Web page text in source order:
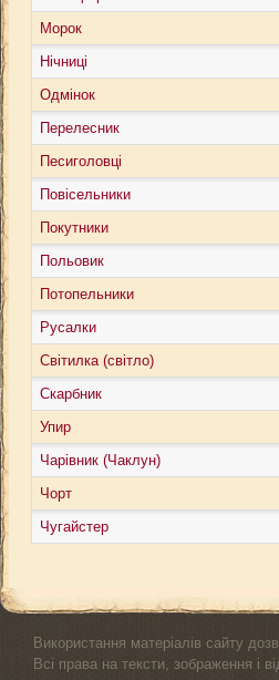
Морок
Нічниці
Одмінок
Перелесник
Песиголовці
Повісельники
Покутники
Польовик
Потопельники
Русалки
Світилка (світло)
Скарбник
Упир
Чарівник (Чаклун)
Чорт
Чугайстер
Використання матеріалів сайту
Всі права на тексти, зображення і